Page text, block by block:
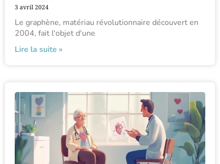
3 avril 2024
Le graphène, matériau révolutionnaire découvert en
2004, fait l'objet d'une
Lire la suite »